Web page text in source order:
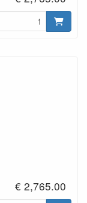
€ 2,765.00